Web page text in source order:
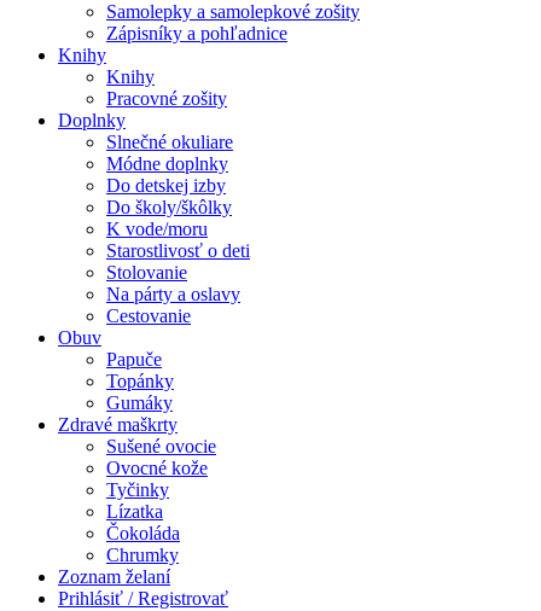
Samolepky a samolepkové zošity
Zápisníky a pohľadnice
Knihy
Knihy
Pracovné zošity
Doplnky
Slnečné okuliare
Módne doplnky
Do detskej izby
Do školy/škôlky
K vode/moru
Starostlivosť o deti
Stolovanie
Na párty a oslavy
Cestovanie
Obuv
Papuče
Topánky
Gumáky
Zdravé maškrty
Sušené ovocie
Ovocné kože
Tyčinky
Lízatka
Čokoláda
Chrumky
Zoznam želaní
Prihlásiť / Registrovať